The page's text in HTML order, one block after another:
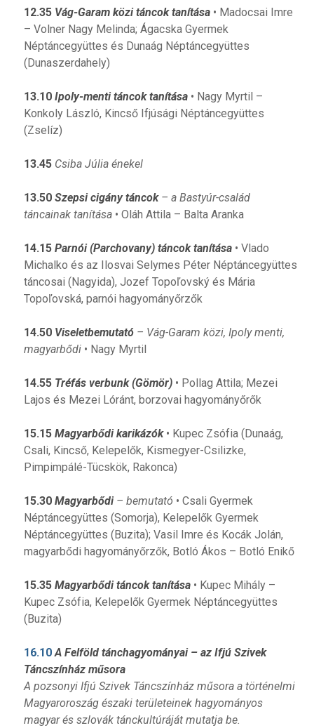
12.35 Vág-Garam közi táncok tanítása• Madocsai Imre
– Volner Nagy Melinda; Ágacska Gyermek
Néptáncegyüttes és Dunaág Néptáncegyüttes
(Dunaszerdahely)
13.10 Ipoly-menti táncok tanítása• Nagy Myrtil –
Konkoly László, Kincső Ifjúsági Néptáncegyüttes
(Zselíz)
13.45 Csiba Júlia énekel
13.50 Szepsi cigány táncok– a Bastyúr-család
táncainak tanítása• Oláh Attila – Balta Aranka
14.15 Parnói (Parchovany) táncok tanítása• Vlado
Michalko és az Ilosvai Selymes Péter Néptáncegyüttes
táncosai (Nagyida), Jozef Topoľovský és Mária
Topoľovská, parnói hagyományőrzők
14.50 Viseletbemutató– Vág-Garam közi, Ipoly menti,
magyarbődi• Nagy Myrtil
14.55 Tréfás verbunk (Gömör)• Pollag Attila; Mezei
Lajos és Mezei Lóránt, borzovai hagyományőrők
15.15 Magyarbődi karikázók• Kupec Zsófia (Dunaág,
Csali, Kincső, Kelepelők, Kismegyer-Csilizke,
Pimpimpálé-Tücskök, Rakonca)
15.30 Magyarbődi – bemutató • Csali Gyermek
Néptáncegyüttes (Somorja), Kelepelők Gyermek
Néptáncegyüttes (Buzita); Vasil Imre és Kocák Jolán,
magyarbődi hagyományőrzők, Botló Ákos – Botló Enikő
15.35 Magyarbődi táncok tanítása• Kupec Mihály –
Kupec Zsófia, Kelepelők Gyermek Néptáncegyüttes
(Buzita)
16.10 A Felföld tánchagyományai – az Ifjú Szivek
Táncszínház műsora
A pozsonyi Ifjú Szivek Táncszínház műsora a történelmi
Magyaroroszág északi területeinek hagyományos
magyar és szlovák tánckultúráját mutatja be.